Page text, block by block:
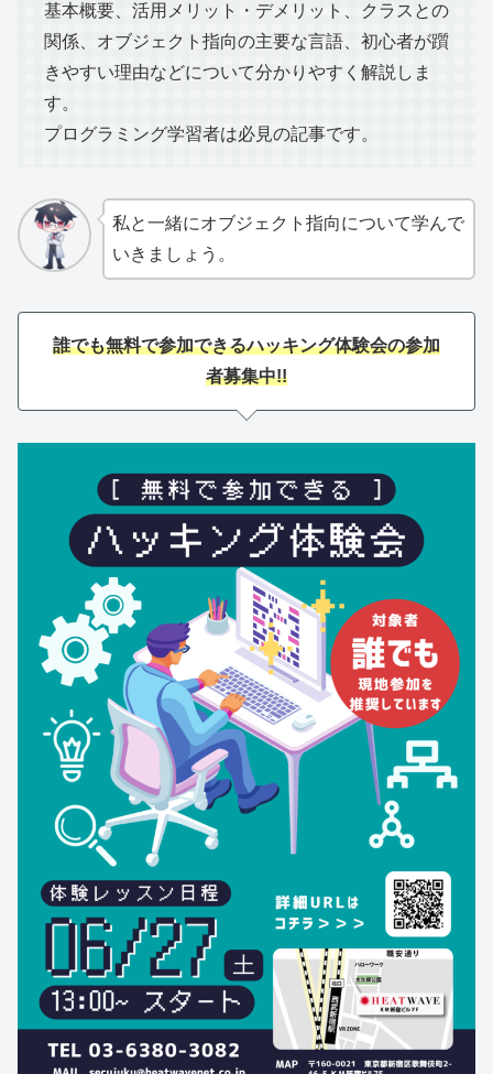
基本概要、活用メリット・デメリット、クラスとの
関係、オブジェクト指向の主要な言語、初心者が躓
きやすい理由などについて分かりやすく解説しま
す。
プログラミング学習者は必見の記事です。
私と一緒にオブジェクト指向について学んで
いきましょう。
誰でも無料で参加できるハッキング体験会の参加
者募集中!!